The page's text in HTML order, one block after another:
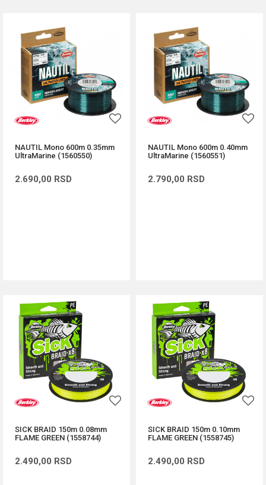
NAUTIL Mono 600m 0.35mm
UltraMarine (1560550)
2.690,00 RSD
NAUTIL Mono 600m 0.40mm
UltraMarine (1560551)
2.790,00 RSD
SICK BRAID 150m 0.08mm
FLAME GREEN (1558744)
2.490,00 RSD
SICK BRAID 150m 0.10mm
FLAME GREEN (1558745)
2.490,00 RSD